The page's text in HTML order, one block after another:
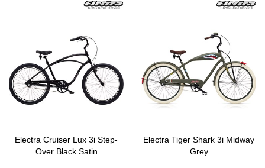
Electra Cruiser Lux 3i Step-
Over Black Satin
Electra Tiger Shark 3i Midway
Grey